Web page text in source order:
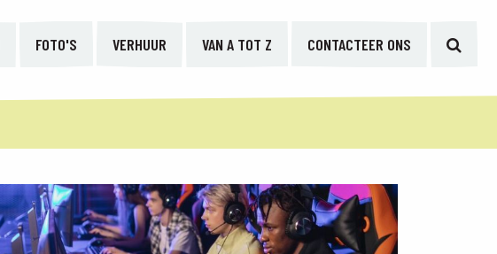
FOTO'S VERHUUR VAN A TOT Z CONTACTEER ONS